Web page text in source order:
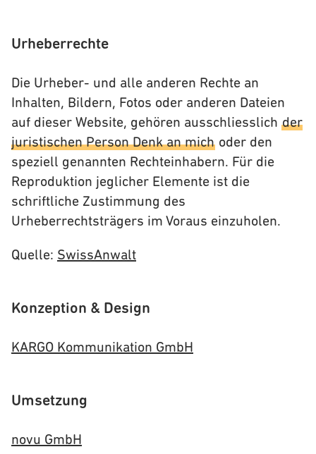
Urheberrechte
Die Urheber- und alle anderen Rechte an
Inhalten, Bildern, Fotos oder anderen Dateien
auf dieser Website, gehören ausschliesslich der
juristischen Person Denk an mich oder den
speziell genannten Rechteinhabern. Für die
Reproduktion jeglicher Elemente ist die
schriftliche Zustimmung des
Urheberrechtsträgers im Voraus einzuholen.
Quelle: SwissAnwalt
Konzeption & Design
KARGO Kommunikation GmbH
Umsetzung
novu GmbH